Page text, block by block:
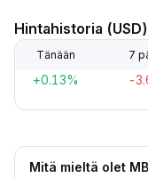
Hintahistoria (USD)
Tänään 7
+0.13% -
Mitä mieltä olet